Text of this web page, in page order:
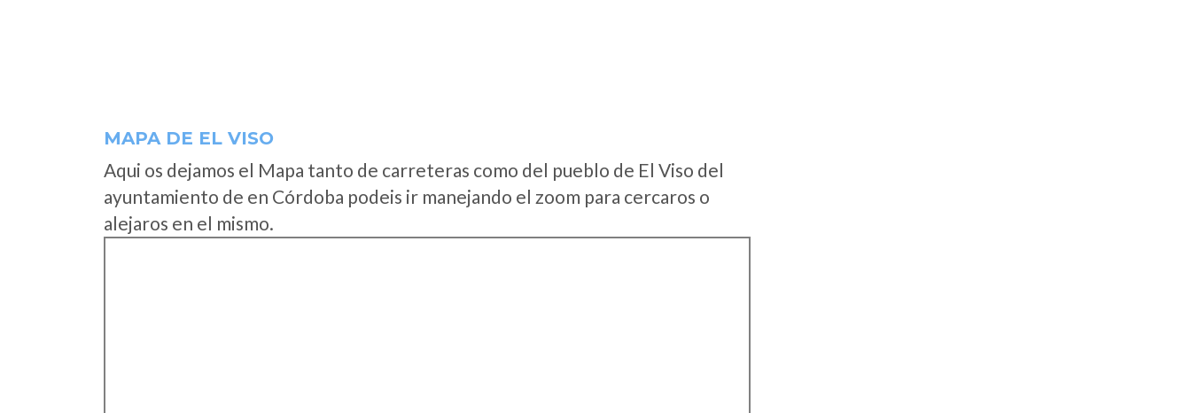
MAPA DE EL VISO
Aqui os dejamos el Mapa tanto de carreteras como del pueblo de El Viso del
ayuntamiento de en Córdoba podeis ir manejando el zoom para cercaros o
alejaros en el mismo.